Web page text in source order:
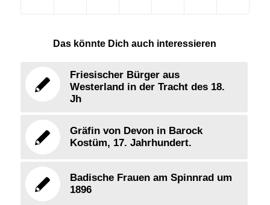
Das könnte Dich auch interessieren
Friesischer Bürger aus
Westerland in der Tracht des 18.
Jh
Gräfin von Devon in Barock
Kostüm, 17. Jahrhundert.
Badische Frauen am Spinnrad um
1896